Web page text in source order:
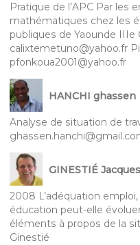
Pratique de l’APC Par les
mathématiques chez les
publiques de Yaounde IIIe
calixtemetuno@yahoo.fr
pfonkoua2001@yahoo.fr
HANCHI ghassen
Analyse de situation de
GINESTIÉ Jacques
2008 L’adéquation
éducation peut-elle
éléments à propos de la
Ginestié